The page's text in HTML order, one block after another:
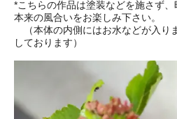
*こちらの作品は塗装などを施さず
本来の風合いをお楽しみ下さい。
（本体の内側にはお水などが入り
しております）